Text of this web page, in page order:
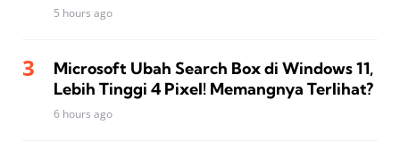
5 hours ago
Microsoft Ubah Search Box di Windows 11,
Lebih Tinggi 4 Pixel! Memangnya Terlihat?
6 hours ago